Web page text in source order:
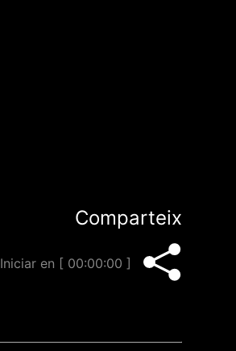
Comparteix
Iniciar en [ 00:00:00 ]